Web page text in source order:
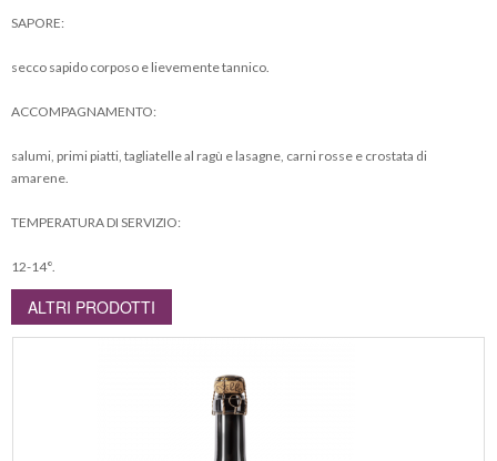
SAPORE:
secco sapido corposo e lievemente tannico.
ACCOMPAGNAMENTO:
salumi, primi piatti, tagliatelle al ragù e lasagne, carni rosse e crostata di
amarene.
TEMPERATURA DI SERVIZIO:
12-14°.
ALTRI PRODOTTI